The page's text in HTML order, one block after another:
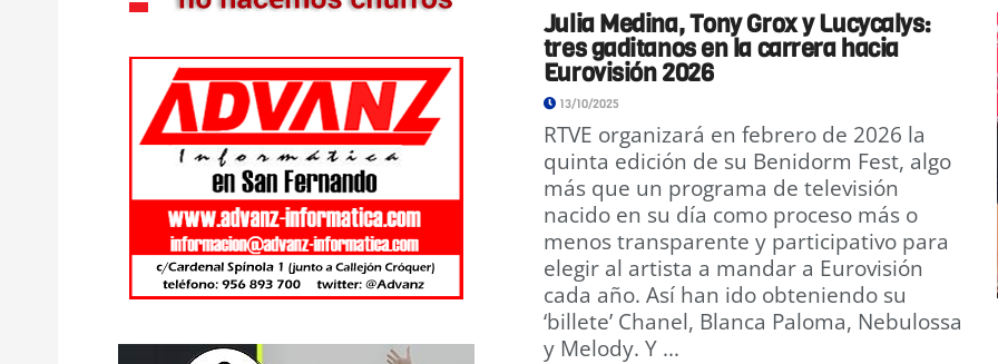
Julia Medina, Tony Grox y Lucycalys:
tres gaditanos en la carrera hacia
Eurovisión 2026
13/10/2025
RTVE organizará en febrero de 2026 la
quinta edición de su Benidorm Fest, algo
más que un programa de televisión
nacido en su día como proceso más o
menos transparente y participativo para
elegir al artista a mandar a Eurovisión
cada año. Así han ido obteniendo su
‘billete’ Chanel, Blanca Paloma, Nebulossa
y Melody. Y ...